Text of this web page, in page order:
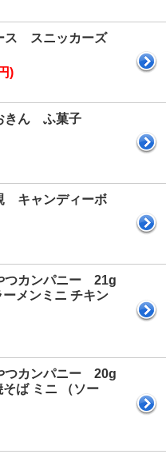
スニッカーズ
)
きん ふ菓子
キャンディーボ
カンパニー 21g
メンミニ チキン
カンパニー 20g
ば ミニ （ソー